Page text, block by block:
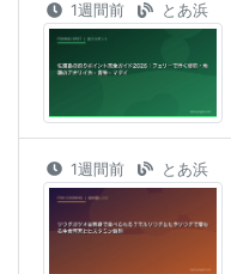
1週間前 とあ浜
1週間前 とあ浜